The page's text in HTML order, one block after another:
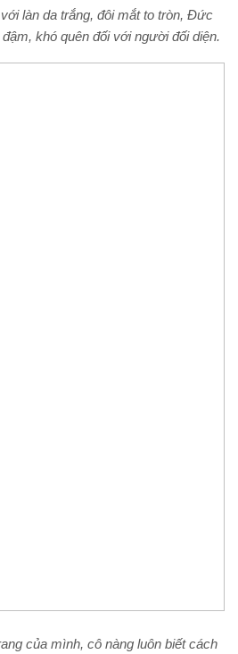
làn da trắng, đôi mắt to tròn, Đức
khó quên đối với người đối diện.
của mình, cô nàng luôn biết cách